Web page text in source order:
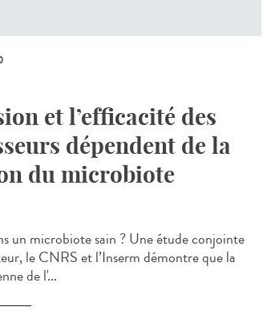
et l’efficacité des
dépendent de la
du microbiote
un microbiote sain ? Une étude conjointe
le CNRS et l’Inserm démontre que la
de l'...